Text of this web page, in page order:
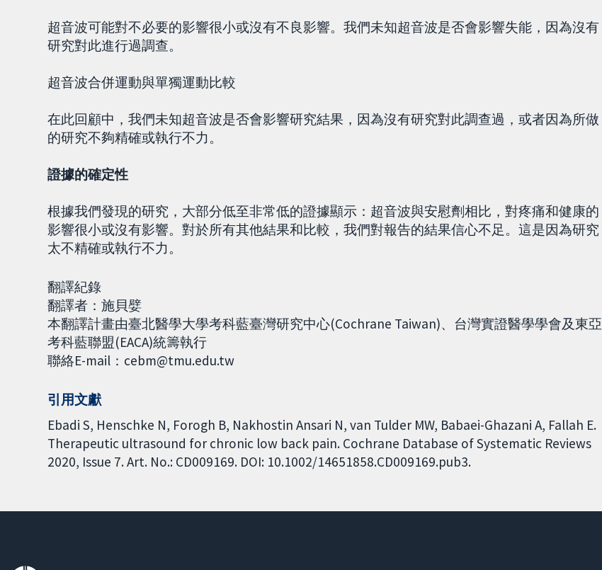
超音波可能對不必要的影響很小或沒有不良影響。我們未知超音波是否會影響失能，因為沒有
研究對此進行過調查。
超音波合併運動與單獨運動比較
在此回顧中，我們未知超音波是否會影響研究結果，因為沒有研究對此調查過，或者因為所做
的研究不夠精確或執行不力。
證據的確定性
根據我們發現的研究，大部分低至非常低的證據顯示：超音波與安慰劑相比，對疼痛和健康的
影響很小或沒有影響。對於所有其他結果和比較，我們對報告的結果信心不足。這是因為研究
太不精確或執行不力。
翻譯紀錄
翻譯者：施貝嬖
本翻譯計畫由臺北醫學大學考科藍臺灣研究中心(Cochrane Taiwan)、台灣實證醫學學會及東亞
考科藍聯盟(EACA)統籌執行
聯絡E-mail：cebm@tmu.edu.tw
引用文獻
Ebadi S, Henschke N, Forogh B, Nakhostin Ansari N, van Tulder MW, Babaei-Ghazani A, Fallah E.
Therapeutic ultrasound for chronic low back pain. Cochrane Database of Systematic Reviews
2020, Issue 7. Art. No.: CD009169. DOI: 10.1002/14651858.CD009169.pub3.